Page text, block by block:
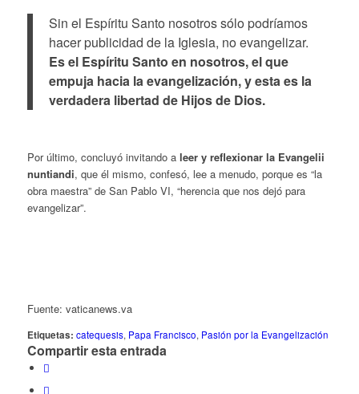
Sin el Espíritu Santo nosotros sólo podríamos
hacer publicidad de la Iglesia, no evangelizar.
Es el Espíritu Santo en nosotros, el que
empuja hacia la evangelización, y esta es la
verdadera libertad de Hijos de Dios.
Por último, concluyó invitando a leer y reflexionar la Evangelii
nuntiandi, que él mismo, confesó, lee a menudo, porque es “la
obra maestra” de San Pablo VI, “herencia que nos dejó para
evangelizar”.
Fuente: vaticanews.va
Etiquetas: catequesis, Papa Francisco, Pasión por la Evangelización
Compartir esta entrada